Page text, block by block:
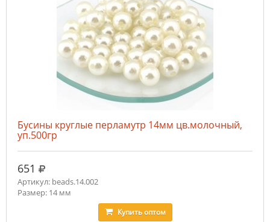
Бусины круглые перламутр 14мм цв.молочный,
уп.500гр
651 руб.
Артикул: beads.14.002
Размер: 14 мм
Купитьоптом